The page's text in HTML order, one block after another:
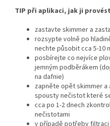
TIP při aplikaci, jak ji
zastavte skimmer a
rozsypte volně po
nechte působit cca 5-10
posbírejte co nejvíce
jemným podběrákem
na dafnie)
zapněte opět skimmer a
spousty nečistot které
cca po 1-2 dnech
nečistotami
v případě potřeby